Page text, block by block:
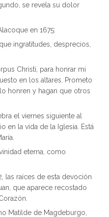
se revela su dolor
en 1675:
ingratitudes, desprecios,
Christi, para honrar mi
en los altares. Prometo
honren y hagan que otros
el viernes siguiente al
en la vida de la Iglesia. Está
eterna, como
las raíces de esta devoción
que aparece recostado
Matilde de Magdeburgo,